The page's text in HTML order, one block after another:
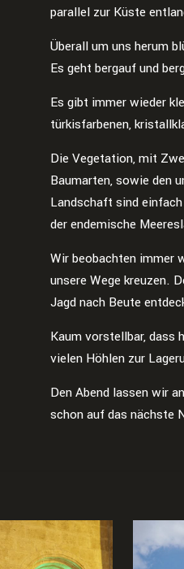
parallel zur Küste
Überall um uns herum
Es geht bergauf und
Es gibt immer wieder
türkisfarbenen,
Die Vegetation, mit
Baumarten, sowie den
Landschaft sind
der endemische
Wir beobachten immer
unsere Wege kreuzen.
Jagd nach Beute
Kaum vorstellbar, dass
vielen Höhlen zur
Den Abend lassen wir
schon auf das nächste